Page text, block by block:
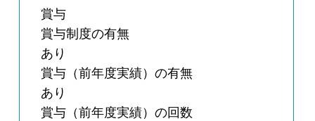
賞与
賞与制度の有無
あり
賞与（前年度実績）の有無
あり
賞与（前年度実績）の回数